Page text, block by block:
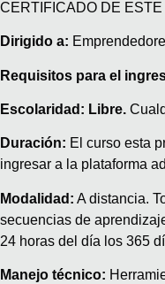
CERTIFICADO DE
Dirigido a:
Requisitos para el
Escolaridad: Libre.
Duración: El curso esta
ingresar a la plataforma
Modalidad: A distancia.
secuencias de
24 horas del día los 365
Manejo técnico: